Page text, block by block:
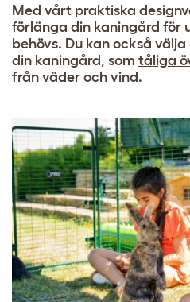
Med vårt praktiska
förlänga din kaningård för
behövs. Du kan också
din kaningård, som tåliga
från väder och vind.